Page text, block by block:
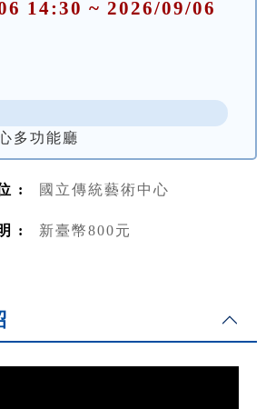
14:30 ~ 2026/09/06
多功能廳
: 國立傳統藝術中心
: 新臺幣800元